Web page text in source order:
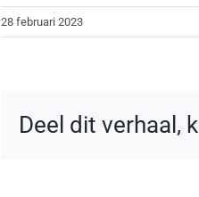
28 februari 2023
Deel dit verhaal,